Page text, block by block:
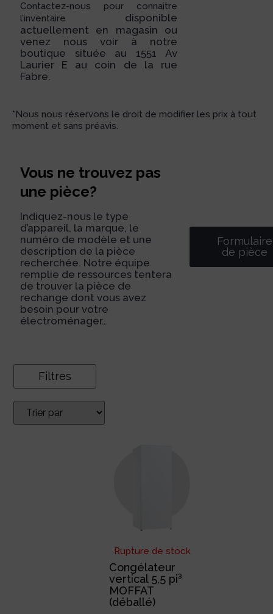
Contactez-nous pour connaitre
l’inventaire
disponible
actuellement en magasin ou
venez nous voir à notre
boutique située au 1551 Av
Laurier E au coin de la rue
Fabre.
*Nous nous réservons le droit de modifier les prix à tout
moment et sans préavis.
Vous ne trouvez pas
une pièce?
Indiquez-nous le type
d’appareil, la marque, le
numéro de modèle et une
description de la pièce
recherchée. Notre équipe
remplie de ressources tentera
de trouver la pièce de
rechange dont vous avez
besoin pour votre
électroménager…
Formulaire
de pièce
Filtres
Rupture de stock
Congélateur
vertical 5,5 pi³
MOFFAT
(déballé)